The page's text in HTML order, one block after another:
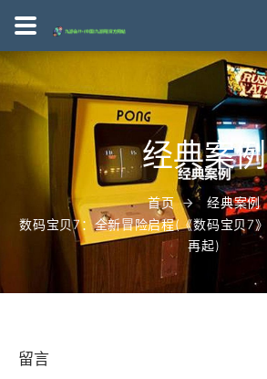
经典案例
首页
经典案例
数码宝贝7：全新冒险启程(《数码宝贝7
再起)
留言